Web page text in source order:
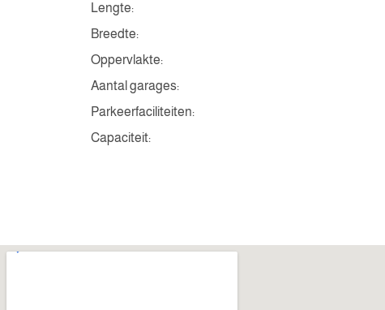
Lengte:
Breedte:
Oppervlakte:
Aantal garages:
Parkeerfaciliteiten:
Capaciteit: